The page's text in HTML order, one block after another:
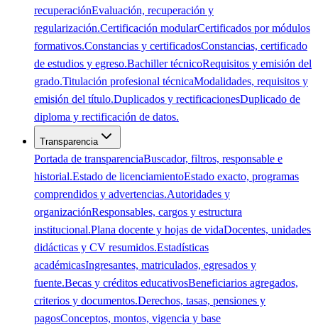
recuperaciónEvaluación, recuperación y
regularización.Certificación modularCertificados por módulos
formativos.Constancias y certificadosConstancias, certificado
de estudios y egreso.Bachiller técnicoRequisitos y emisión del
grado.Titulación profesional técnicaModalidades, requisitos y
emisión del título.Duplicados y rectificacionesDuplicado de
diploma y rectificación de datos.
Transparencia
Portada de transparenciaBuscador, filtros, responsable e
historial.Estado de licenciamientoEstado exacto, programas
comprendidos y advertencias.Autoridades y
organizaciónResponsables, cargos y estructura
institucional.Plana docente y hojas de vidaDocentes, unidades
didácticas y CV resumidos.Estadísticas
académicasIngresantes, matriculados, egresados y
fuente.Becas y créditos educativosBeneficiarios agregados,
criterios y documentos.Derechos, tasas, pensiones y
pagosConceptos, montos, vigencia y base